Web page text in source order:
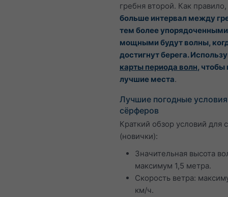
гребня второй. Как правило,
больше интервал между
тем более
мощными будут волны,
достигнут берега.
карты периода волн, чтобы
лучшие места.
Лучшие погодные
сёрферов
Краткий обзор условий для
(новички):
Значительная высота
максимум 1,5 метра.
Скорость ветра:
км/ч.